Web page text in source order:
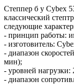
Степпер б у Cybex
классический
следующие
- принцип работы:
- изготовитель:
- диапазон
мин);
- уровней нагрузки:
- диапазон